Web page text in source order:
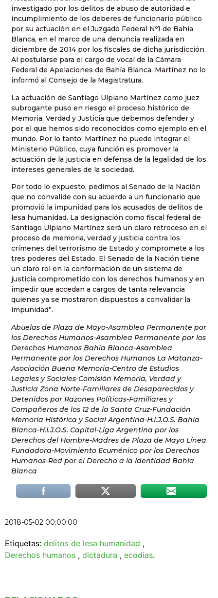
investigado por los delitos de abuso de autoridad e
incumplimiento de los deberes de funcionario público
por su actuación en el Juzgado Federal Nº1 de Bahía
Blanca, en el marco de una denuncia realizada en
diciembre de 2014 por los fiscales de dicha jurisdicción.
Al postularse para el cargo de vocal de la Cámara
Federal de Apelaciones de Bahía Blanca, Martínez no lo
informó al Consejo de la Magistratura.
La actuación de Santiago Ulpiano Martínez como juez
subrogante puso en riesgo el proceso histórico de
Memoria, Verdad y Justicia que debemos defender y
por el que hemos sido reconocidos como ejemplo en el
mundo. Por lo tanto, Martínez no puede integrar el
Ministerio Público, cuya función es promover la
actuación de la justicia en defensa de la legalidad de los
intereses generales de la sociedad.
Por todo lo expuesto, pedimos al Senado de la Nación
que no convalide con su acuerdo a un funcionario que
promovió la impunidad para los acusados de delitos de
lesa humanidad. La designación como fiscal federal de
Santiago Ulpiano Martínez será un claro retroceso en el
proceso de memoria, verdad y justicia contra los
crímenes del terrorismo de Estado y compromete a los
tres poderes del Estado. El Senado de la Nación tiene
un claro rol en la conformación de un sistema de
justicia comprometido con los derechos humanos y en
impedir que accedan a cargos de tanta relevancia
quienes ya se mostraron dispuestos a convalidar la
impunidad”.
Abuelas de Plaza de Mayo-Asamblea Permanente por
los Derechos Humanos-Asamblea Permanente por los
Derechos Humanos Bahía Blanca-Asamblea
Permanente por los Derechos Humanos La Matanza-
Asociación Buena Memoria-Centro de Estudios
Legales y Sociales-Comisión Memoria, Verdad y
Justicia Zona Norte-Familiares de Desaparecidos y
Detenidos por Razones Políticas-Familiares y
Compañeros de los 12 de la Santa Cruz-Fundación
Memoria Histórica y Social Argentina-H.I.J.O.S. Bahía
Blanca-H.I.J.O.S. Capital-Liga Argentina por los
Derechos del Hombre-Madres de Plaza de Mayo Línea
Fundadora-Movimiento Ecuménico por los Derechos
Humanos-Red por el Derecho a la Identidad Bahía
Blanca
2018-05-02 00:00:00
Etiquetas: delitos de lesa humanidad ,
Derechos humanos , dictadura , ecodias.